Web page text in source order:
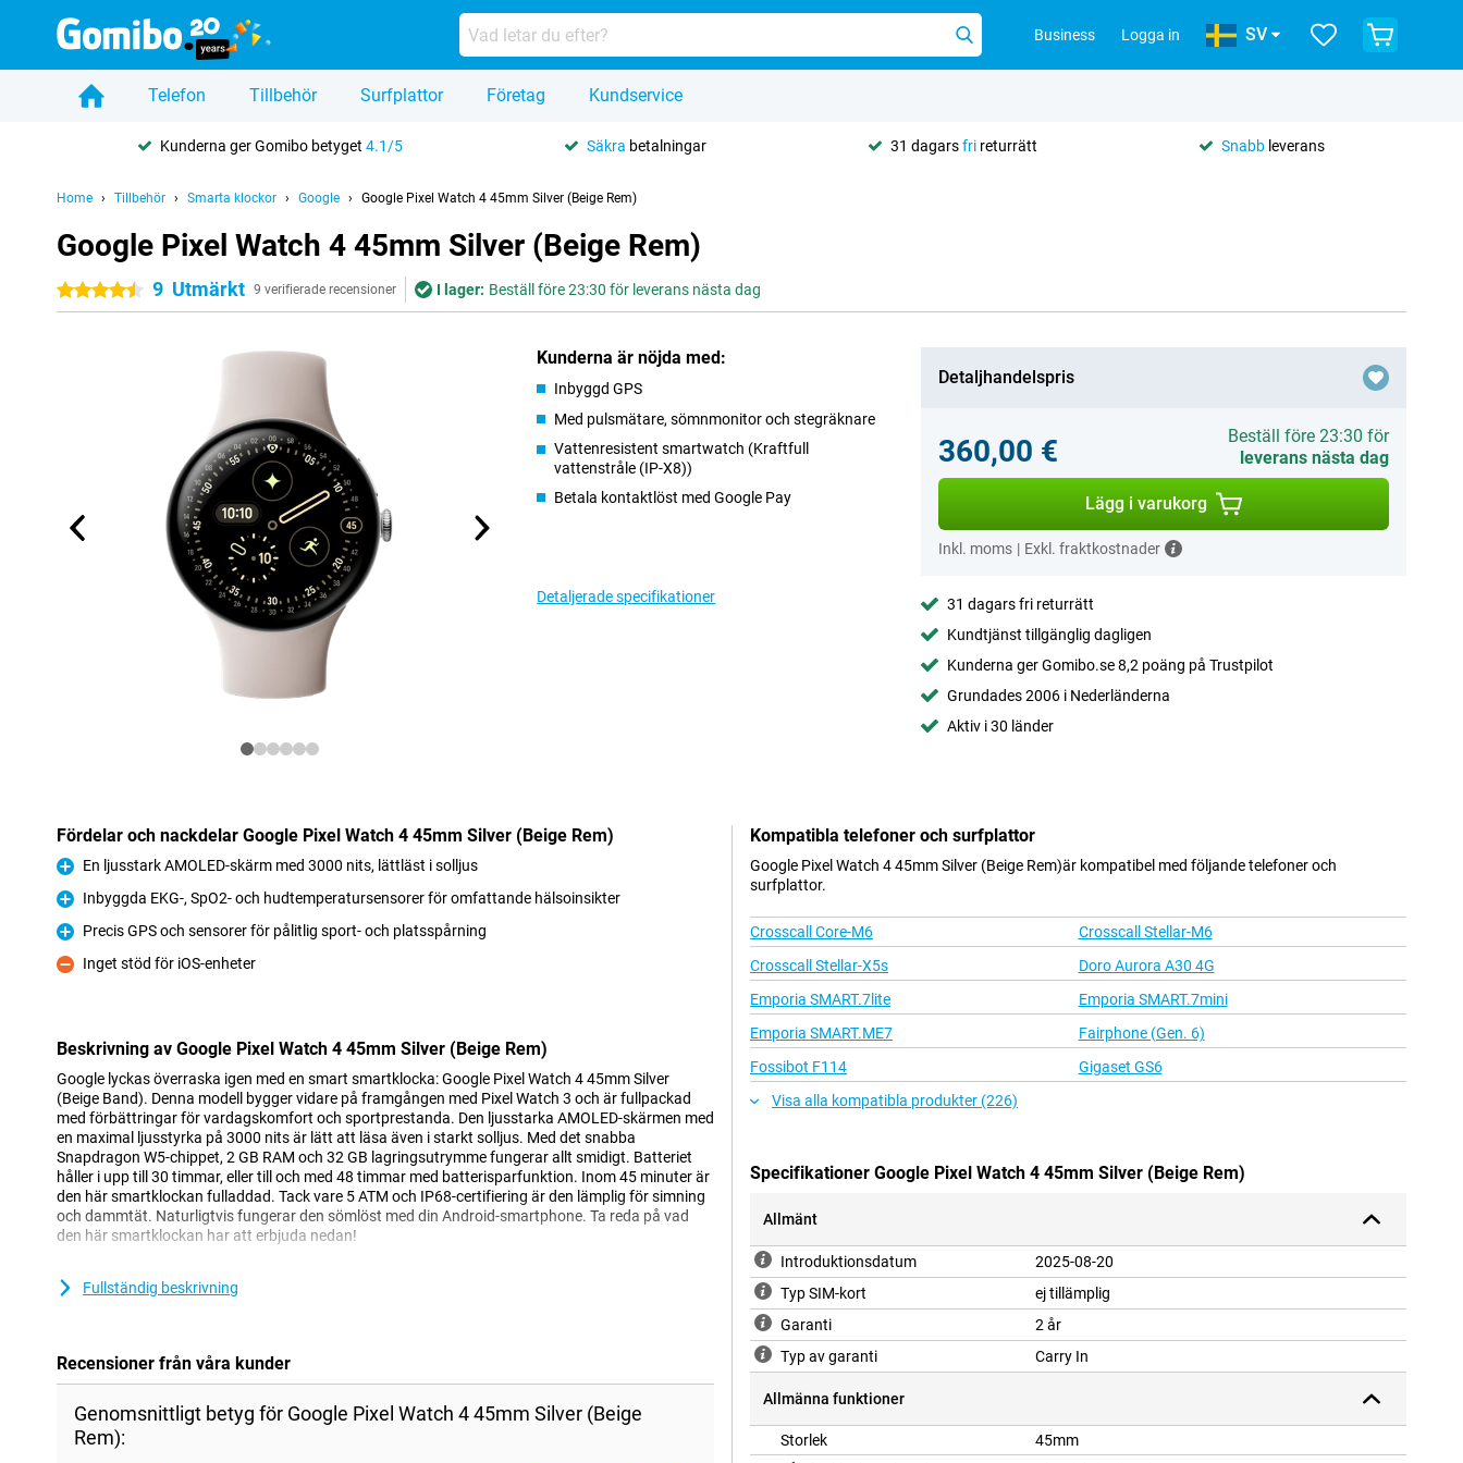
Business Logga in SV
Telefon Tillbehör Surfplattor Företag Kundservice
Kunderna ger Gomibo betyget 4.1/5 Säkra betalningar 31 dagarsfri returrätt Snabb leverans
Home Tillbehör Smarta klockor Google Google Pixel Watch 4 45mm Silver (Beige Rem)
Google Pixel Watch 4 45mm Silver (Beige Rem)
4.5 stjärnor
9 Utmärkt 9 verifierade recensioner I lager: Beställ före 23:30 för leverans nästa dag
Kunderna är nöjda med:
Inbyggd GPS
Med pulsmätare, sömnmonitor och stegräknare
Vattenresistent smartwatch (Kraftfull
vattenstråle (IP-X8))
Betala kontaktlöst med Google Pay
Detaljerade specifikationer
Detaljhandelspris
360,00 €
Beställ före 23:30 för
leverans nästa dag
Lägg i varukorg
Inkl. moms | Exkl. fraktkostnader
31 dagars fri returrätt
Kundtjänst tillgänglig dagligen
Kunderna ger Gomibo.se 8,2 poäng på Trustpilot
Grundades 2006 i Nederländerna
Aktiv i 30 länder
Fördelar och nackdelar Google Pixel Watch 4 45mm Silver (Beige Rem)
Fördelar
En ljusstark AMOLED-skärm med 3000 nits, lättläst i solljus
Fördelar
Inbyggda EKG-, SpO2- och hudtemperatursensorer för omfattande hälsoinsikter
Fördelar
Precis GPS och sensorer för pålitlig sport- och platsspårning
Nackdelar
Inget stöd för iOS-enheter
Beskrivning av Google Pixel Watch 4 45mm Silver (Beige Rem)
Google lyckas överraska igen med en smart smartklocka: Google Pixel Watch 4 45mm Silver
(Beige Band). Denna modell bygger vidare på framgången med Pixel Watch 3 och är fullpackad
med förbättringar för vardagskomfort och sportprestanda. Den ljusstarka AMOLED-skärmen med
en maximal ljusstyrka på 3000 nits är lätt att läsa även i starkt solljus. Med det snabba
Snapdragon W5-chippet, 2 GB RAM och 32 GB lagringsutrymme fungerar allt smidigt. Batteriet
håller i upp till 30 timmar, eller till och med 48 timmar med batterisparfunktion. Inom 45 minuter är
den här smartklockan fulladdad. Tack vare 5 ATM och IP68-certifiering är den lämplig för simning
och dammtät. Naturligtvis fungerar den sömlöst med din Android-smartphone. Ta reda på vad
den här smartklockan har att erbjuda nedan!
Idealisk för idrottare
framsteg, från pulsmätning till höjdmätning och GPS-spårning. SpO₂-sensorn och gyroskopet ger
dig också insikt i din kondition. Tack vare Recovery Score vet du exakt när du är redo för nästa
träningspass eller när det är bättre att vila. Sensorerna ger dig insikt i realtid om din kropp och
aktivitet under träningspassen. Det gör att du kan träna smartare och hälsosammare.
Fullständig beskrivning
Recensioner från våra kunder
Genomsnittligt betyg för Google Pixel Watch 4 45mm Silver (Beige
Rem):
Kompatibla telefoner och surfplattor
Google Pixel Watch 4 45mm Silver (Beige Rem)är kompatibel med följande telefoner och
surfplattor.
Crosscall Core-M6
Crosscall Stellar-M6
Crosscall Stellar-X5s
Doro Aurora A30 4G
Emporia SMART.7lite
Emporia SMART.7mini
Emporia SMART.ME7
Fairphone (Gen. 6)
Fossibot F114
Gigaset GS6
Visa alla kompatibla produkter (226)
Specifikationer Google Pixel Watch 4 45mm Silver (Beige Rem)
Allmänt
Introduktionsdatum
2025-08-20
Typ SIM-kort
ej tillämplig
Garanti
2 år
Typ av garanti
Carry In
Allmänna funktioner
Storlek
45mm